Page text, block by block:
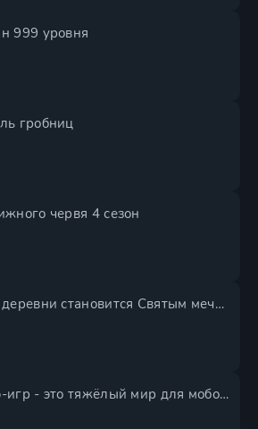
999 уровня
гробниц
червя 4 сезон
Старик из деревни становится Святым мечом 2 сезон
Мир отомэ-игр - это тяжёлый мир для мобов 2 сезон